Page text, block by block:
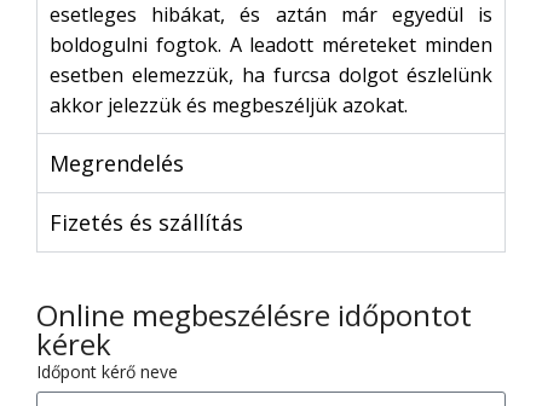
esetleges hibákat, és aztán már egyedül is
boldogulni fogtok. A leadott méreteket minden
esetben elemezzük, ha furcsa dolgot észlelünk
akkor jelezzük és megbeszéljük azokat.
Megrendelés
Fizetés és szállítás
Online megbeszélésre időpontot
kérek
Időpont kérő neve